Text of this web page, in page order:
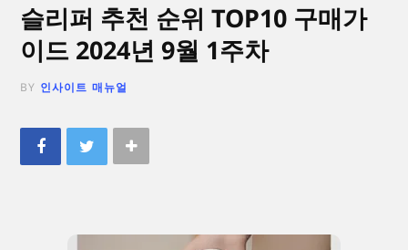
슬리퍼 추천 순위 TOP10 구매가
이드 2024년 9월 1주차
BY 인사이트 매뉴얼